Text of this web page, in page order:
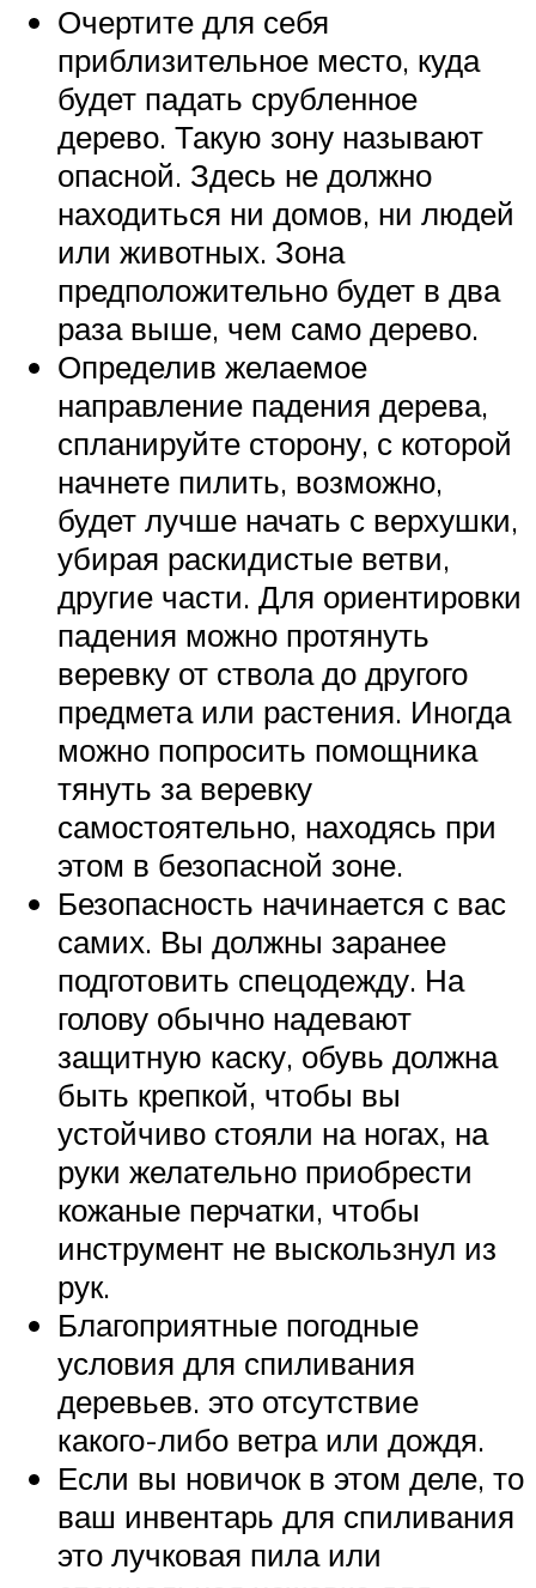
Очертите для себя
приблизительное место, куда
будет падать срубленное
дерево. Такую зону называют
опасной. Здесь не должно
находиться ни домов, ни людей
или животных. Зона
предположительно будет в два
раза выше, чем само дерево.
Определив желаемое
направление падения дерева,
спланируйте сторону, с которой
начнете пилить, возможно,
будет лучше начать с верхушки,
убирая раскидистые ветви,
другие части. Для ориентировки
падения можно протянуть
веревку от ствола до другого
предмета или растения. Иногда
можно попросить помощника
тянуть за веревку
самостоятельно, находясь при
этом в безопасной зоне.
Безопасность начинается с вас
самих. Вы должны заранее
подготовить спецодежду. На
голову обычно надевают
защитную каску, обувь должна
быть крепкой, чтобы вы
устойчиво стояли на ногах, на
руки желательно приобрести
кожаные перчатки, чтобы
инструмент не выскользнул из
рук.
Благоприятные погодные
условия для спиливания
деревьев. это отсутствие
какого-либо ветра или дождя.
Если вы новичок в этом деле, то
ваш инвентарь для спиливания
это лучковая пила или